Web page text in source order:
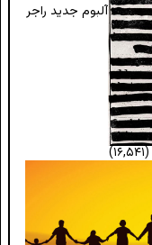
آلبوم جدید راجر
(۱۶,۵۴۱)